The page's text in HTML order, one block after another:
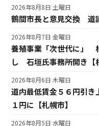
鶴間市長と意見交換 道
2026年8月8日 土曜日
養殖事業「次世代に」
し 石垣氏事務所開き【
2026年8月7日 金曜日
道内最低賃金５６円引
１円に【札幌市】
2026年8月6日 木曜日
2026年8月5日 水曜日